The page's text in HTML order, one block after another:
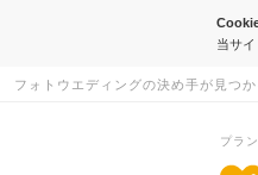
当サ
フォトウエディングの決め手が見つ
プラ